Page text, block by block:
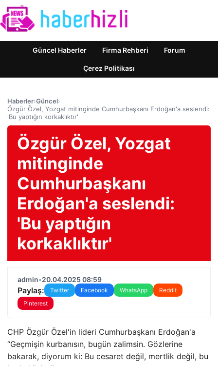
Güncel Haberler Firma Rehberi Forum
Çerez Politikası
Haberler›Güncel›
Özgür Özel, Yozgat mitinginde Cumhurbaşkanı Erdoğan'a seslendi:
'Bu yaptığın korkaklıktır'
Özgür Özel, Yozgat
mitinginde
Cumhurbaşkanı
Erdoğan'a seslendi:
'Bu yaptığın
korkaklıktır'
admin•20.04.2025 08:59
Paylaş: Twitter Facebook WhatsApp
Reddit
Pinterest
CHP Özgür Özel'in lideri Cumhurbaşkanı Erdoğan'a
“Geçmişin kurbanısın, bugün zalimsin. Gözlerine
bakarak, diyorum ki: Bu cesaret değil, mertlik değil, bu